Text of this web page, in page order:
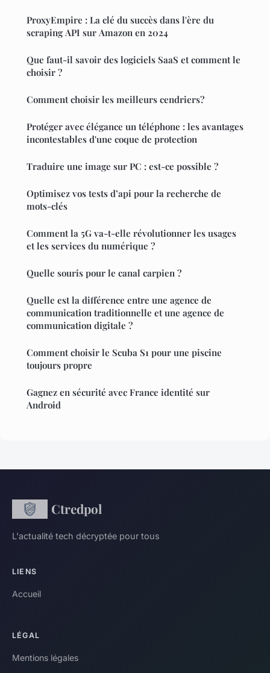
ProxyEmpire : La clé du succès dans l'ère du
scraping API sur Amazon en 2024
Que faut-il savoir des logiciels SaaS et comment le
choisir ?
Comment choisir les meilleurs cendriers?
Protéger avec élégance un téléphone : les avantages
incontestables d'une coque de protection
Traduire une image sur PC : est-ce possible ?
Optimisez vos tests d’api pour la recherche de
mots-clés
Comment la 5G va-t-elle révolutionner les usages
et les services du numérique ?
Quelle souris pour le canal carpien ?
Quelle est la différence entre une agence de
communication traditionnelle et une agence de
communication digitale ?
Comment choisir le Scuba S1 pour une piscine
toujours propre
Gagnez en sécurité avec France identité sur
Android
Ctredpol
L'actualité tech décryptée pour tous
LIENS
Accueil
LÉGAL
Mentions légales